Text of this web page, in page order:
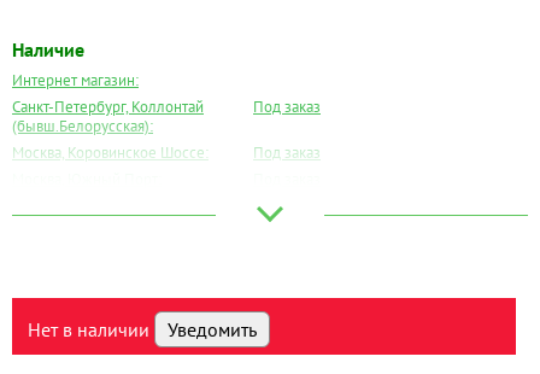
Наличие
Интернет магазин:
Санкт-Петербург, Коллонтай
(бывш.Белорусская):
Под заказ
Москва, Коровинское Шоссе:
Под заказ
Под заказ
Под заказ
Тюмень:
Под заказ
Нет в наличии Уведомить